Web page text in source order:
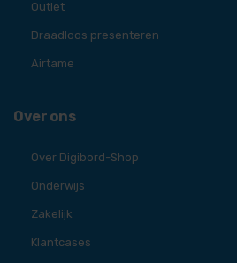
Outlet
Draadloos presenteren
Airtame
Over ons
Over Digibord-Shop
Onderwijs
Zakelijk
Klantcases